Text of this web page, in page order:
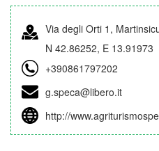
Via degli Orti 1,
N 42.86252, E 13.91973
+390861797202
g.speca@libero.it
http://